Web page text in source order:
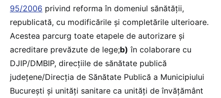
95/2006 privind reforma în domeniul sănătății,
republicată, cu modificările și completările ulterioare.
Acestea parcurg toate etapele de autorizare și
acreditare prevăzute de lege;b) în colaborare cu
DJIP/DMBIP, direcțiile de sănătate publică
județene/Direcția de Sănătate Publică a Municipiului
București și unități sanitare ca unități de învățământ